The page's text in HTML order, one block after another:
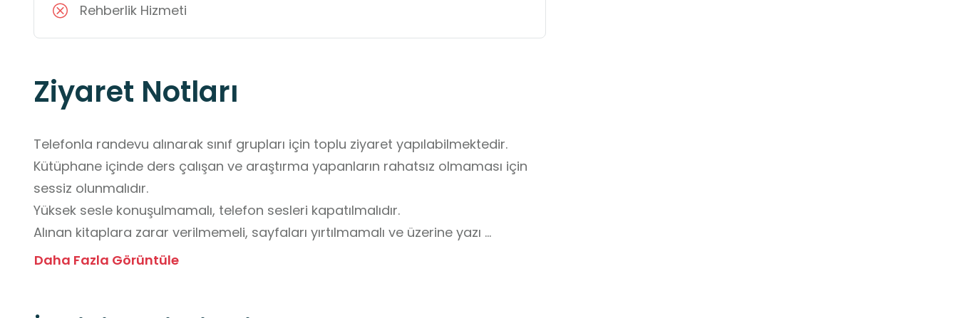
Rehberlik Hizmeti
Ziyaret Notları
Telefonla randevu alınarak sınıf grupları için toplu ziyaret yapılabilmektedir.
Kütüphane içinde ders çalışan ve araştırma yapanların rahatsız olmaması için
sessiz olunmalıdır.
Yüksek sesle konuşulmamalı, telefon sesleri kapatılmalıdır.
Alınan kitaplara zarar verilmemeli, sayfaları yırtılmamalı ve üzerine yazı
yazılmamalıdır. Kitap ayıracı kullanılmalıdır.
Daha Fazla Görüntüle